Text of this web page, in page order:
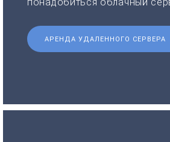
АРЕНДА УДАЛЕННОГО СЕРВЕРА